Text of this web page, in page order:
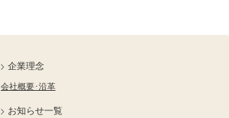
企業理念
会社概要･沿革
お知らせ一覧